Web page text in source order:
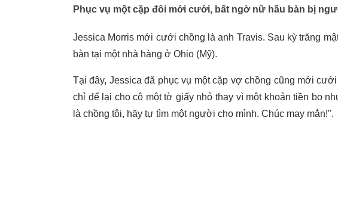
Phục vụ một cặp đôi mới cưới, bất ngờ nữ hầu bàn bị
Jessica Morris mới cưới chồng là anh Travis. Sau kỳ trăng
bàn tại một nhà hàng ở Ohio (Mỹ).
Tại đây, Jessica đã phục vụ một cặp vợ chồng cũng mới
chỉ để lại cho cô một tờ giấy nhỏ thay vì một khoản tiền bo
là chồng tôi, hãy tự tìm một người cho mình. Chúc may mắn!".